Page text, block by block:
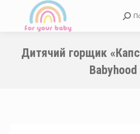
Дитячий горщик
Babyhood